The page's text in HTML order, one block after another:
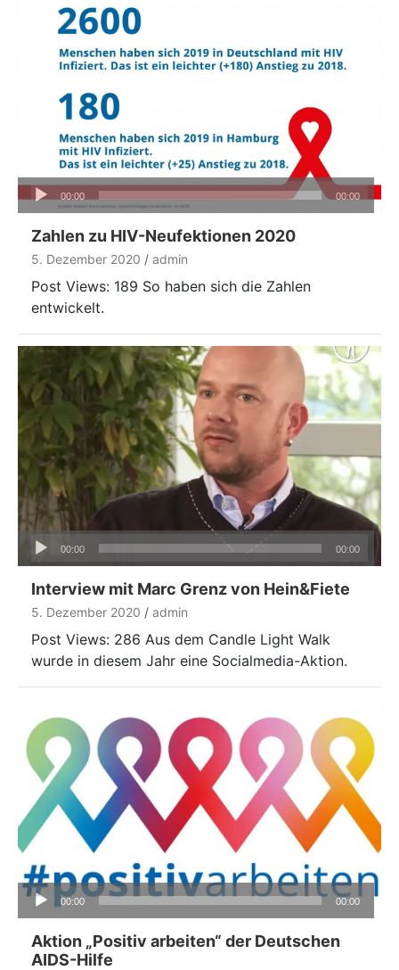
Audio-
Player
00:00 00:00
Zahlen zu HIV-Neufektionen 2020
5. Dezember 2020 admin
Post Views: 189 So haben sich die Zahlen
entwickelt.
Audio-
Player
00:00 00:00
Interview mit Marc Grenz von Hein&Fiete
5. Dezember 2020 admin
Post Views: 286 Aus dem Candle Light Walk
wurde in diesem Jahr eine Socialmedia-Aktion.
Audio-
Player
00:00 00:00
Aktion „Positiv arbeiten“ der Deutschen
AIDS-Hilfe